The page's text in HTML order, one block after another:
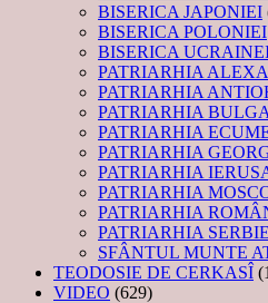
BISERICA JAPONIEI
BISERICA POLONIEI
BISERICA
PATRIARHIA
PATRIARHIA
PATRIARHIA
PATRIARHIA
PATRIARHIA
PATRIARHIA
PATRIARHIA
PATRIARHIA
PATRIARHIA
SFÂNTUL MUNTE
TEODOSIE DE CERKASÎ
VIDEO (629)